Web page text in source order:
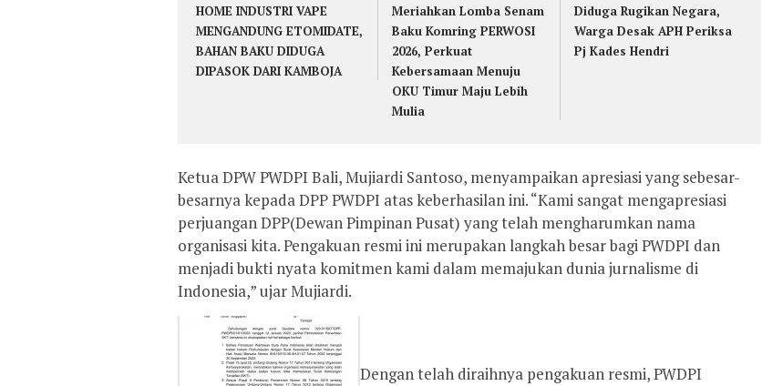
HOME INDUSTRI VAPE
MENGANDUNG ETOMIDATE,
BAHAN BAKU DIDUGA
DIPASOK DARI KAMBOJA
Meriahkan Lomba Senam
Baku Komring PERWOSI
2026, Perkuat
Kebersamaan Menuju
OKU Timur Maju Lebih
Mulia
Diduga Rugikan Negara,
Warga Desak APH Periksa
Pj Kades Hendri
Ketua DPW PWDPI Bali, Mujiardi Santoso, menyampaikan apresiasi yang sebesar-
besarnya kepada DPP PWDPI atas keberhasilan ini. “Kami sangat mengapresiasi
perjuangan DPP(Dewan Pimpinan Pusat) yang telah mengharumkan nama
organisasi kita. Pengakuan resmi ini merupakan langkah besar bagi PWDPI dan
menjadi bukti nyata komitmen kami dalam memajukan dunia jurnalisme di
Indonesia,” ujar Mujiardi.
Dengan telah diraihnya pengakuan resmi, PWDPI